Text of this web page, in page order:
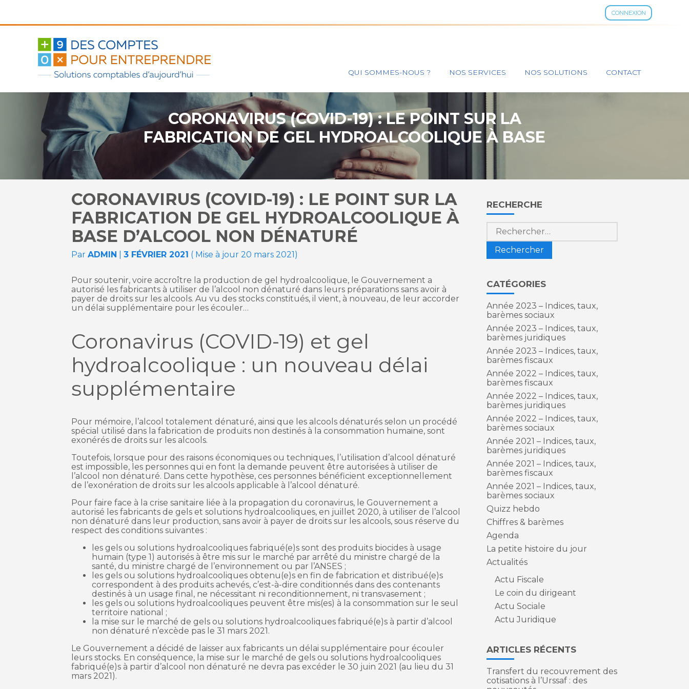
CONNEXION
au
contenu
Principal
QUI SOMMES-NOUS ? NOS SERVICES NOS SOLUTIONS CONTACT
CORONAVIRUS (COVID-19) : LE POINT SUR LA
FABRICATION DE GEL HYDROALCOOLIQUE À BASE
D’ALCOOL NON DÉNATURÉ
CORONAVIRUS (COVID-19) : LE POINT SUR LA
FABRICATION DE GEL HYDROALCOOLIQUE À
BASE D’ALCOOL NON DÉNATURÉ
ParADMIN |3 FÉVRIER 2021 ( Mise à jour 20 mars 2021)
Pour soutenir, voire accroître la production de gel hydroalcoolique, le Gouvernement a
autorisé les fabricants à utiliser de l’alcool non dénaturé dans leurs préparations sans avoir à
payer de droits sur les alcools. Au vu des stocks constitués, il vient, à nouveau, de leur accorder
un délai supplémentaire pour les écouler…
Coronavirus (COVID-19) et gel
hydroalcoolique : un nouveau délai
supplémentaire
Pour mémoire, l’alcool totalement dénaturé, ainsi que les alcools dénaturés selon un procédé
spécial utilisé dans la fabrication de produits non destinés à la consommation humaine, sont
exonérés de droits sur les alcools.
Toutefois, lorsque pour des raisons économiques ou techniques, l’utilisation d’alcool dénaturé
est impossible, les personnes qui en font la demande peuvent être autorisées à utiliser de
l’alcool non dénaturé. Dans cette hypothèse, ces personnes bénéficient exceptionnellement
de l’exonération de droits sur les alcools applicable à l’alcool dénaturé.
Pour faire face à la crise sanitaire liée à la propagation du coronavirus, le Gouvernement a
autorisé les fabricants de gels et solutions hydroalcooliques, en juillet 2020, à utiliser de l’alcool
non dénaturé dans leur production, sans avoir à payer de droits sur les alcools, sous réserve du
respect des conditions suivantes :
les gels ou solutions hydroalcooliques fabriqué(e)s sont des produits biocides à usage
humain (type 1) autorisés à être mis sur le marché par arrêté du ministre chargé de la
santé, du ministre chargé de l’environnement ou par l’ANSES ;
les gels ou solutions hydroalcooliques obtenu(e)s en fin de fabrication et distribué(e)s
correspondent à des produits achevés, c’est-à-dire conditionnés dans des contenants
destinés à un usage final, ne nécessitant ni reconditionnement, ni transvasement ;
les gels ou solutions hydroalcooliques peuvent être mis(es) à la consommation sur le seul
territoire national ;
la mise sur le marché de gels ou solutions hydroalcooliques fabriqué(e)s à partir d’alcool
non dénaturé n’excède pas le 31 mars 2021.
Le Gouvernement a décidé de laisser aux fabricants un délai supplémentaire pour écouler
leurs stocks. En conséquence, la mise sur le marché de gels ou solutions hydroalcooliques
fabriqué(e)s à partir d’alcool non dénaturé ne devra pas excéder le 30 juin 2021 (au lieu du 31
mars 2021).
Blog
sidebar
RECHERCHE
Rechercher :
CATÉGORIES
Année 2023 – Indices, taux,
barèmes sociaux
Année 2023 – Indices, taux,
barèmes juridiques
Année 2023 – Indices, taux,
barèmes fiscaux
Année 2022 – Indices, taux,
barèmes fiscaux
Année 2022 – Indices, taux,
barèmes juridiques
Année 2022 – Indices, taux,
barèmes sociaux
Année 2021 – Indices, taux,
barèmes juridiques
Année 2021 – Indices, taux,
barèmes fiscaux
Année 2021 – Indices, taux,
barèmes sociaux
Quizz hebdo
Chiffres & barèmes
Agenda
La petite histoire du jour
Actualités
Actu Fiscale
Le coin du dirigeant
Actu Sociale
Actu Juridique
ARTICLES RÉCENTS
Transfert du recouvrement des
cotisations à l’Urssaf : des